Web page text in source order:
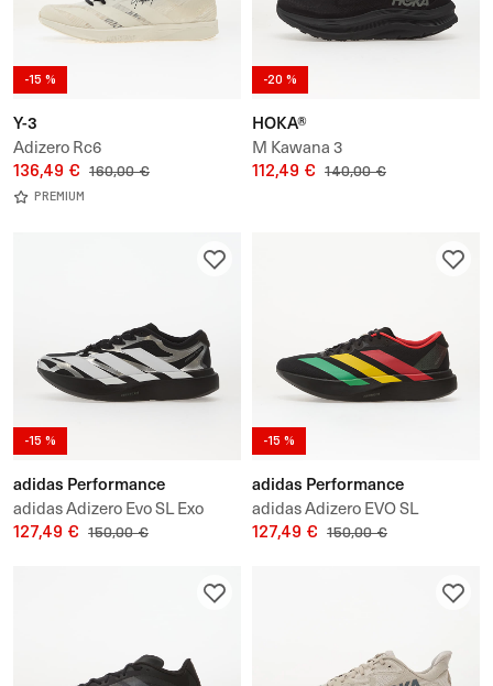
-15 %
Y-3
Adizero Rc6
136,49 € 160,00 €
PREMIUM
-20 %
HOKA®
M Kawana 3
112,49 € 140,00 €
-15 %
adidas Performance
adidas Adizero Evo SL Exo
127,49 € 150,00 €
-15 %
adidas Performance
adidas Adizero EVO SL
127,49 € 150,00 €